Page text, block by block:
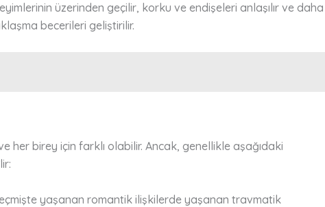
üzerinden geçilir, korku ve endişeleri anlaşılır ve daha
becerileri geliştirilir.
her birey için farklı olabilir. Ancak, genellikle aşağıdaki
yaşanan romantik ilişkilerde yaşanan travmatik